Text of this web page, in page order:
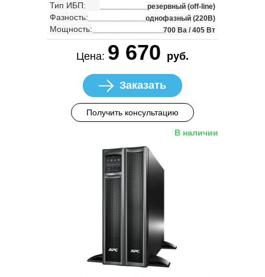
Тип ИБП: резервный (off-line)
Фазность: однофазный (220В)
Мощность: 700 Ва / 405 Вт
Цена: 9 670 руб.
Заказать
Получить консультацию
В наличии